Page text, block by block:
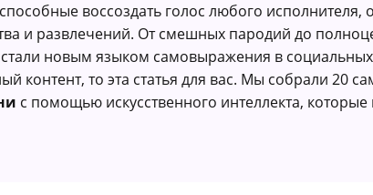
воссоздать голос любого
и развлечений. От смешных пародий до
новым языком самовыражения в социальных
контент, то эта статья для вас. Мы собрали 20
с помощью искусственного интеллекта,